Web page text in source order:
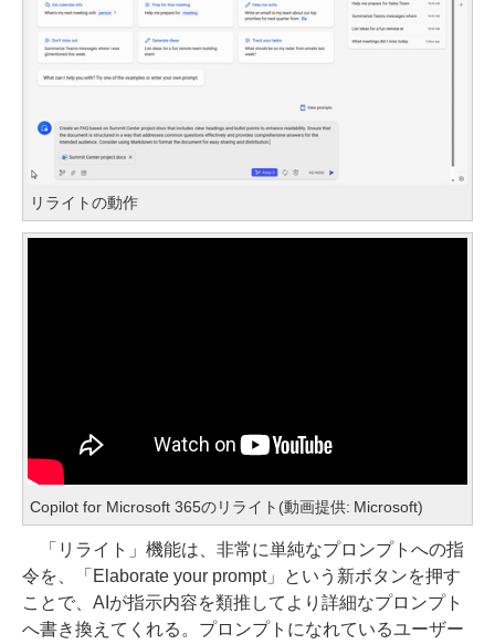
リライトの動作
Copilot for Microsoft 365のリライト(動画提供: Microsoft)
「リライト」機能は、非常に単純なプロンプトへの指
令を、「Elaborate your prompt」という新ボタンを押す
ことで、AIが指示内容を類推してより詳細なプロンプト
へ書き換えてくれる。プロンプトになれているユーザー